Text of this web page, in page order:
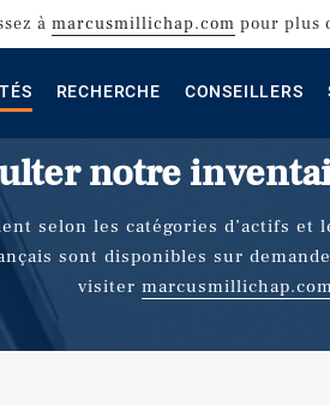
à marcusmillichap.com pour plus
RECHERCHE CONSEILLERS
notre
selon les catégories d’actifs et
sont disponibles sur
visiter